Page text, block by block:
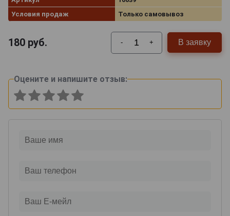
Условия продаж
Только самовывоз
180 руб. - + В заявку
Оцените и напишите отзыв: